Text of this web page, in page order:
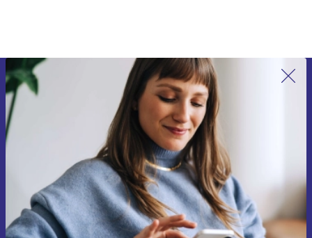
Recevoir offres et infos de refurbed
par mail
Ne manquez plus aucune offre.
S'inscrire
Retrouvez les informations sur l'utilisation des données personnelles
dans notre
politique de confidentialité.